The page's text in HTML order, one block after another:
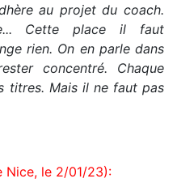
au projet du coach.
Cette place il faut
rien. On en parle dans
concentré. Chaque
titres. Mais il ne faut pas
Nice, le 2/01/23):